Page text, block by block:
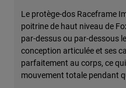
Le protège-dos Raceframe
poitrine de haut niveau de
par-dessus ou par-dessous
conception articulée et ses
parfaitement au corps, ce
mouvement totale pendant